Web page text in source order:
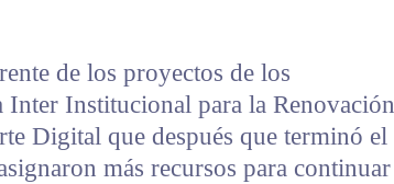
de los proyectos de los
Inter Institucional para la Renovación
Digital que después que terminó el
más recursos para continuar